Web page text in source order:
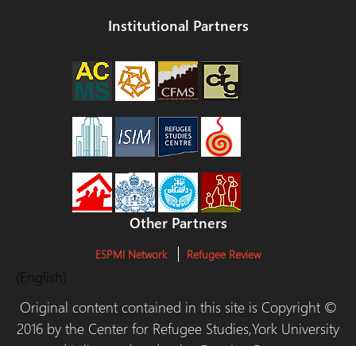
Institutional Partners
Other Partners
ESPMI Network Refugee Review
(English)
Original content contained in this site is Copyright ©
2016 by the Center for Refugee Studies,York University